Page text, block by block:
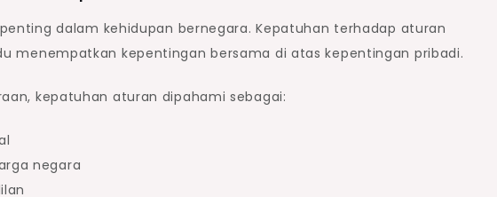
dalam kehidupan bernegara. Kepatuhan terhadap aturan
menempatkan kepentingan bersama di atas kepentingan pribadi.
kepatuhan aturan dipahami sebagai:
negara